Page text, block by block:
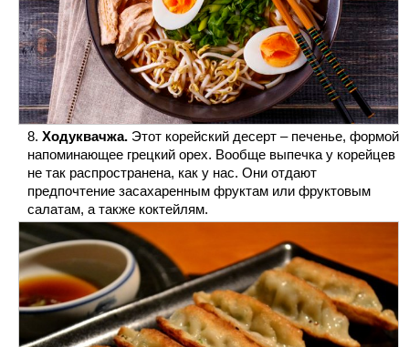
Ходуквачжа. Этот корейский десерт – печенье, формой
напоминающее грецкий орех. Вообще выпечка у корейцев
не так распространена, как у нас. Они отдают
предпочтение засахаренным фруктам или фруктовым
салатам, а также коктейлям.